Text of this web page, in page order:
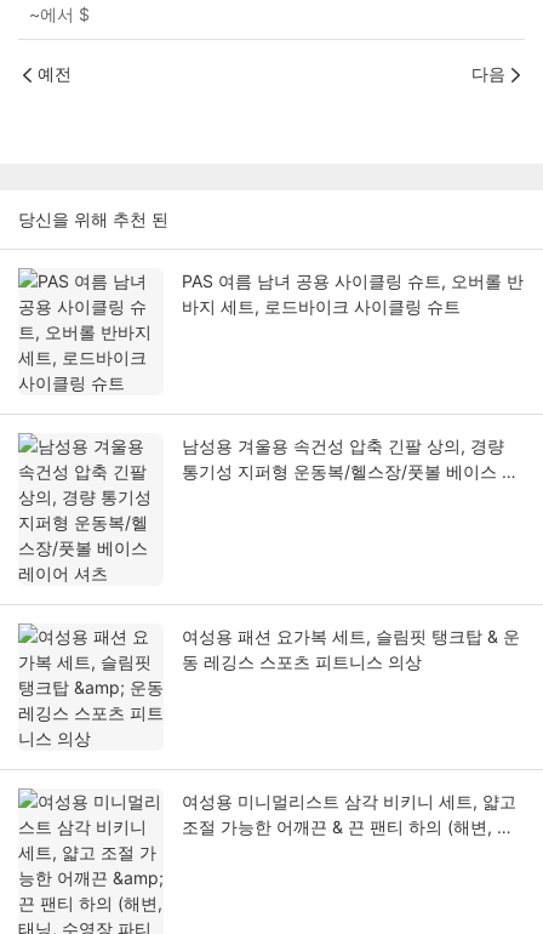
~에서 $
예전 다음
당신을 위해 추천 된
PAS 여름 남녀 공용 사이클링 슈트, 오버롤 반
바지 세트, 로드바이크 사이클링 슈트
남성용 겨울용 속건성 압축 긴팔 상의, 경량
통기성 지퍼형 운동복/헬스장/풋볼 베이스 레
여성용 패션 요가복 세트, 슬림핏 탱크탑 & 운
동 레깅스 스포츠 피트니스 의상
여성용 미니멀리스트 삼각 비키니 세트, 얇고
조절 가능한 어깨끈 & 끈 팬티 하의 (해변, 태